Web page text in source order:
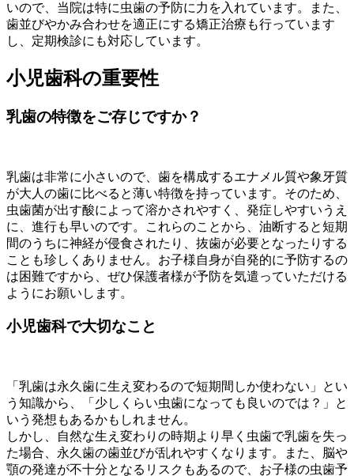
いので、当院は特に虫歯の予防に力を入れています。また、
歯並びやかみ合わせを適正にする矯正治療も行っています
し、定期検診にも対応しています。
小児歯科の重要性
乳歯の特徴をご存じですか？
乳歯は非常に小さいので、歯を構成するエナメル質や象牙質
が大人の歯に比べると薄い特徴を持っています。そのため、
虫歯菌が出す酸によって溶かされやすく、発症しやすいうえ
に、進行も早いのです。これらのことから、油断すると短期
間のうちに神経が侵食されたり、抜歯が必要となったりする
ことも珍しくありません。お子様自身が自発的に予防するの
は困難ですから、ぜひ保護者様が予防を気遣っていただける
ようにお願いします。
小児歯科で大切なこと
「乳歯は永久歯に生え変わるので短期間しか使わない」とい
う知識から、「少しくらい虫歯になっても良いのでは？」と
いう発想もあるかもしれません。
しかし、自然な生え変わりの時期より早く虫歯で乳歯を失っ
た場合、永久歯の歯並びが乱れやすくなります。また、脳や
顎の発達が不十分となるリスクもあるので、お子様の虫歯予